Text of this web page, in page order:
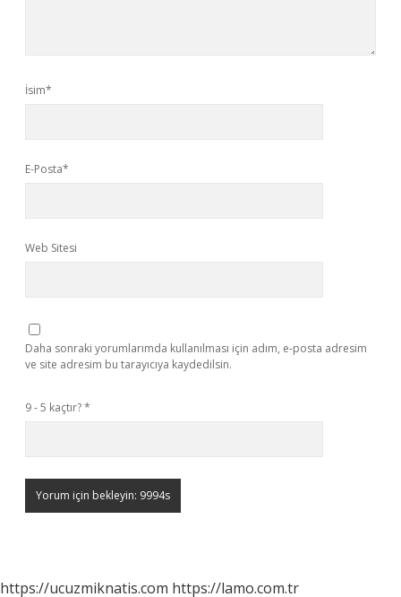
İsim*
E-Posta*
Web Sitesi
Daha sonraki yorumlarımda kullanılması için adım, e-posta adresim
ve site adresim bu tarayıcıya kaydedilsin.
9 - 5 kaçtır?*
https://ucuzmiknatis.com https://lamo.com.tr